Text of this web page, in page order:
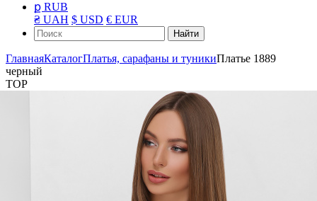
ք RUB
₴ UAH $ USD € EUR
Найти
ГлавнаяКаталогПлатья, сарафаны и туникиПлатье 1889
черный
TOP